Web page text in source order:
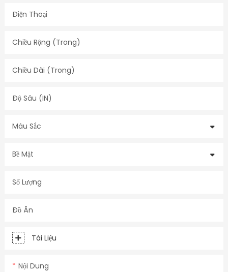
Điện Thoại
Chiều Rộng (trong)
Chiều Dài (trong)
Độ Sâu (IN)
Màu Sắc
Bề Mặt
Số Lượng
Đồ Ăn
Tài Liệu
Nội Dung